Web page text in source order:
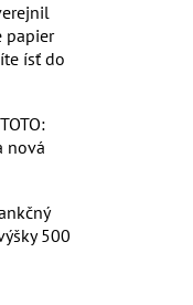
papier
ísť do
nová
500